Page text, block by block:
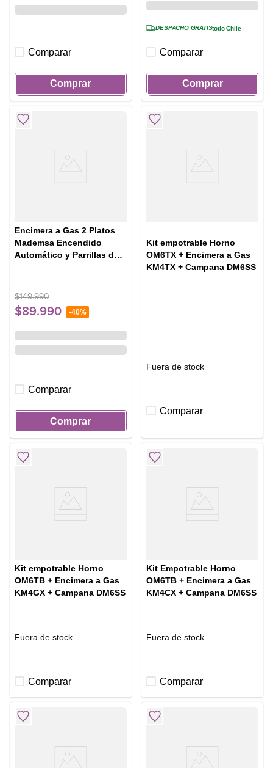
Comparar
Comprar
DESPACHO GRATIStodo Chile
Comparar
Comprar
Encimera a Gas 2 Platos
Mademsa Encendido
Automático y Parrillas de
$149.990
$89.990 -40%
Comparar
Comprar
Kit empotrable Horno
OM6TX + Encimera a Gas
KM4TX + Campana DM6SS
Fuera de stock
Comparar
Kit empotrable Horno
OM6TB + Encimera a Gas
KM4GX + Campana DM6SS
Fuera de stock
Comparar
Kit Empotrable Horno
OM6TB + Encimera a Gas
KM4CX + Campana DM6SS
Fuera de stock
Comparar